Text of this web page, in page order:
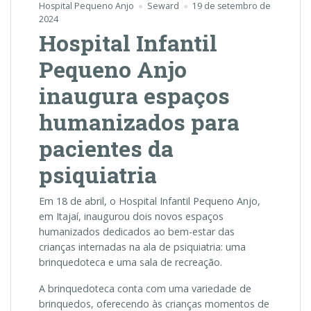
Hospital Pequeno Anjo Seward
19 de setembro de
2024
Hospital Infantil
Pequeno Anjo
inaugura espaços
humanizados para
pacientes da
psiquiatria
Em 18 de abril, o Hospital Infantil Pequeno Anjo,
em Itajaí, inaugurou dois novos espaços
humanizados dedicados ao bem-estar das
crianças internadas na ala de psiquiatria: uma
brinquedoteca e uma sala de recreação.
A brinquedoteca conta com uma variedade de
brinquedos, oferecendo às crianças momentos de